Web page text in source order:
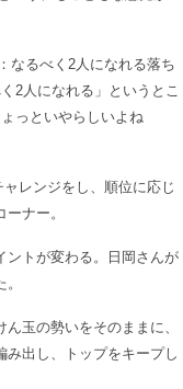
なるべく2人になれる落ち
2人になれる」というとこ
っといやらしいよね
レンジをし、順位に応じ
ナー。
ントが変わる。日岡さんが
玉の勢いをそのままに、
み出し、トップをキープし